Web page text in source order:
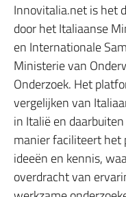
Innovitalia.net is het
door het Italiaanse
en Internationale
Ministerie van
Onderzoek. Het
vergelijken van
in Italië en
manier faciliteert het
ideeën en kennis,
overdracht van